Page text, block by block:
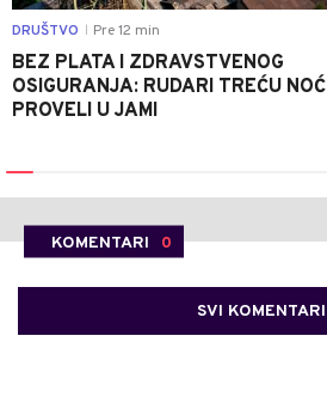
DRUŠTVO Pre 12 min
BEZ PLATA I ZDRAVSTVENOG
OSIGURANJA: RUDARI TREĆU NOĆ
PROVELI U JAMI
KOMENTARI 0
SVI KOMENTARI